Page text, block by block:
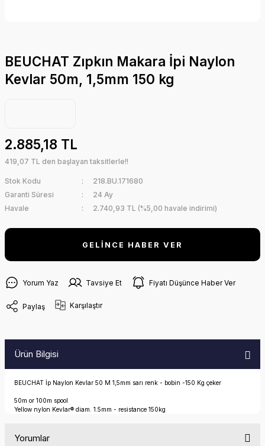
BEUCHAT Zıpkın Makara İpi Naylon
Kevlar 50m, 1,5mm 150 kg
2.885,18 TL
419,07 TL den başlayan taksitlerle!!
Stok Kodu
218.BU.171680
Garanti Süresi
24 Ay
Havale
2.740,93 TL (%5,00 havale indirimi)
GELİNCE HABER VER
Yorum Yaz Tavsiye Et Fiyatı Düşünce Haber Ver
Paylaş Karşılaştır
Ürün Bilgisi
BEUCHAT İp Naylon Kevlar 50 M 1,5mm sarı renk - bobin -150 Kg çeker
50m or 100m spool
Yellow nylon Kevlar® diam. 1.5mm - resistance 150kg
Yorumlar